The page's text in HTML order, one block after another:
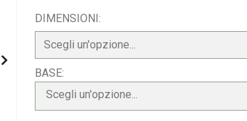
DIMENSIONI
BASE
Scegli un'opzione...